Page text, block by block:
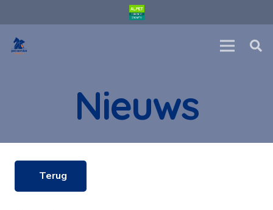
Nieuws
Terug